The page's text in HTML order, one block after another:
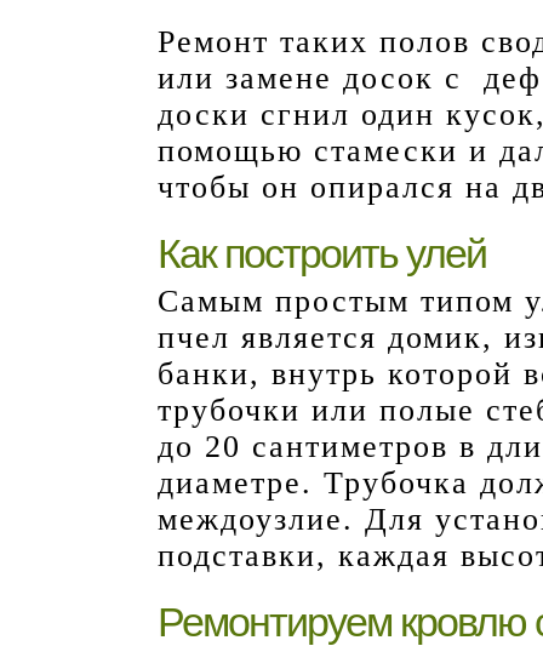
Ремонт таких полов
или замене досок с
доски сгнил один
помощью стамески и
чтобы он опирался на
Как построить улей
Самым простым типом
пчел является домик,
банки, внутрь которой
трубочки или полые
до 20 сантиметров в
диаметре. Трубочка
междоузлие. Для
подставки, каждая
Ремонтируем кровлю